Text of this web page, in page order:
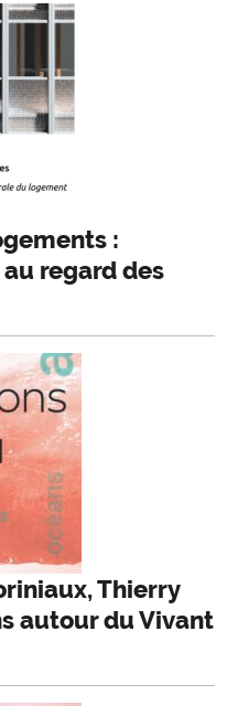
:
regard des
Thierry
autour du Vivant